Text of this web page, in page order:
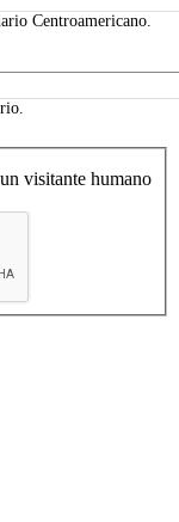
Centroamericano.
visitante humano